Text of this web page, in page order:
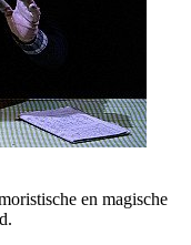
en magische